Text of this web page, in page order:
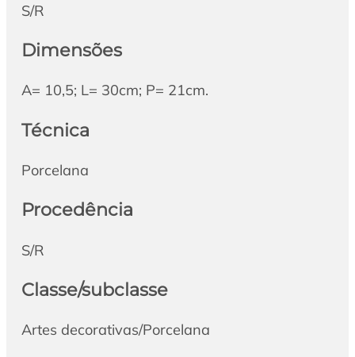
S/R
Dimensões
A= 10,5; L= 30cm; P= 21cm.
Técnica
Porcelana
Procedência
S/R
Classe/subclasse
Artes decorativas/Porcelana